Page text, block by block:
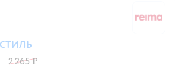
СТИЛЬ
2 265 ₽